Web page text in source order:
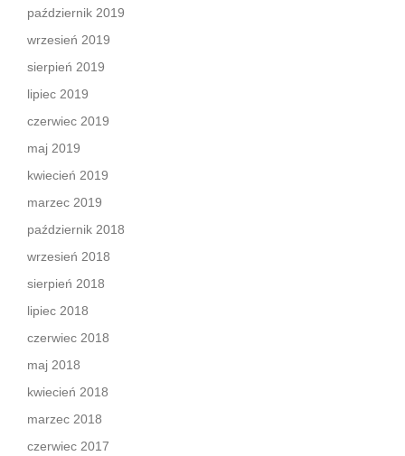
październik 2019
wrzesień 2019
sierpień 2019
lipiec 2019
czerwiec 2019
maj 2019
kwiecień 2019
marzec 2019
październik 2018
wrzesień 2018
sierpień 2018
lipiec 2018
czerwiec 2018
maj 2018
kwiecień 2018
marzec 2018
czerwiec 2017